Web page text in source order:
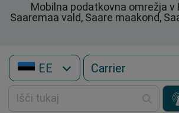
Mobilna podatkovna omrežja v
Saaremaa vald, Saare maakond,
EE